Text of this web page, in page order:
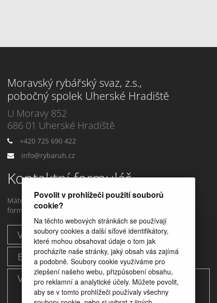
Povolit v prohlížeči použití souborů
cookie?
Na těchto webových stránkách se používají
soubory cookies a další síťové identifikátory,
které mohou obsahovat údaje o tom jak
procházíte naše stránky, jaký obsah vás zajímá
a podobně. Soubory cookie využíváme pro
zlepšení našeho webu, přizpůsobení obsahu,
pro reklamní a analytické účely. Můžete povolit,
aby se v tomto prohlížeči používaly všechny
Moravský rybářský svaz, z.s.,
pobočný spolek Uherské Hradiště
U Moravy 852
686 01 Uherské Hradiště
+420 725 690 422
info@rybaruh.cz
Kontaktní formulář
Máte dotaz? Můžete nám napstat prostřednictvím tohoto
formuláře.